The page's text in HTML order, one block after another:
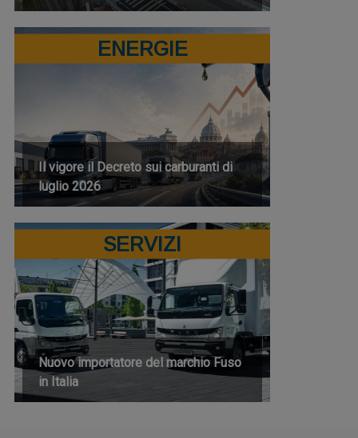
ENERGIE
Il vigore il Decreto sui carburanti di
luglio 2026
SERVIZI
Nuovo importatore del marchio Fuso
in Italia